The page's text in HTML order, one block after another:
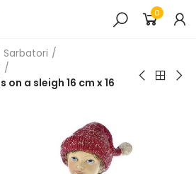
0
a sleigh 16 cm x 16